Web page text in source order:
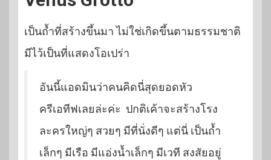
เป็นถ้ำที่สร้างขึ้นมา ไม่ใช่เกิดขึ้นตามธรรมชาติ
มีไว้เป็นที่แสดงโอเปร่า
อันนี้แอดมินว่าคนคิดนี่สุดยอดหัว
ครีเอทีฟเลยล่ะค่ะ ปกติเค้าจะสร้างโรง
ละครใหญ่ๆ สวยๆ มีที่นั่งดีๆ แต่นี่ เป็นถ้ำ
เล็กๆ มีเรือ มีแอ่งน้ำเล็กๆ มีเวที สงสัยอยู่